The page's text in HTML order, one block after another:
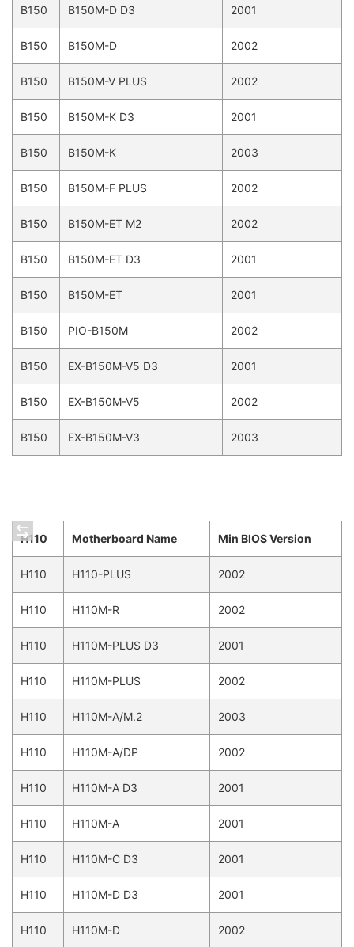
B150 B150M-D D3 2001
B150 B150M-D 2002
B150 B150M-V PLUS 2002
B150 B150M-K D3 2001
B150 B150M-K 2003
B150 B150M-F PLUS 2002
B150 B150M-ET M2 2002
B150 B150M-ET D3 2001
B150 B150M-ET 2001
B150 PIO-B150M 2002
B150 EX-B150M-V5 D3 2001
B150 EX-B150M-V5 2002
B150 EX-B150M-V3 2003
H110 Motherboard Name Min BIOS Version
H110 H110-PLUS 2002
H110 H110M-R 2002
H110 H110M-PLUS D3 2001
H110 H110M-PLUS 2002
H110 H110M-A/M.2 2003
H110 H110M-A/DP 2002
H110 H110M-A D3 2001
H110 H110M-A 2001
H110 H110M-C D3 2001
H110 H110M-D D3 2001
H110 H110M-D 2002